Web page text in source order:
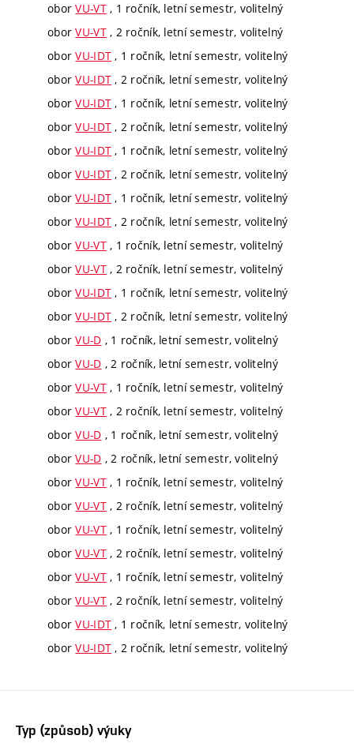
oborVU-VT, 1 ročník, letní semestr, volitelný
oborVU-VT, 2 ročník, letní semestr, volitelný
oborVU-IDT , 1 ročník, letní semestr, volitelný
oborVU-IDT , 2 ročník, letní semestr, volitelný
oborVU-IDT , 1 ročník, letní semestr, volitelný
oborVU-IDT , 2 ročník, letní semestr, volitelný
oborVU-IDT , 1 ročník, letní semestr, volitelný
oborVU-IDT , 2 ročník, letní semestr, volitelný
oborVU-IDT , 1 ročník, letní semestr, volitelný
oborVU-IDT , 2 ročník, letní semestr, volitelný
oborVU-VT, 1 ročník, letní semestr, volitelný
oborVU-VT, 2 ročník, letní semestr, volitelný
oborVU-IDT , 1 ročník, letní semestr, volitelný
oborVU-IDT , 2 ročník, letní semestr, volitelný
oborVU-D , 1 ročník, letní semestr, volitelný
oborVU-D , 2 ročník, letní semestr, volitelný
oborVU-VT, 1 ročník, letní semestr, volitelný
oborVU-VT, 2 ročník, letní semestr, volitelný
oborVU-D , 1 ročník, letní semestr, volitelný
oborVU-D , 2 ročník, letní semestr, volitelný
oborVU-VT, 1 ročník, letní semestr, volitelný
oborVU-VT, 2 ročník, letní semestr, volitelný
oborVU-VT, 1 ročník, letní semestr, volitelný
oborVU-VT, 2 ročník, letní semestr, volitelný
oborVU-VT, 1 ročník, letní semestr, volitelný
oborVU-VT, 2 ročník, letní semestr, volitelný
oborVU-IDT , 1 ročník, letní semestr, volitelný
oborVU-IDT , 2 ročník, letní semestr, volitelný
Typ (způsob) výuky